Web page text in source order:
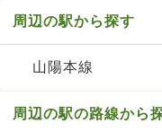
周辺の駅から探す
山陽本線
周辺の駅の路線から